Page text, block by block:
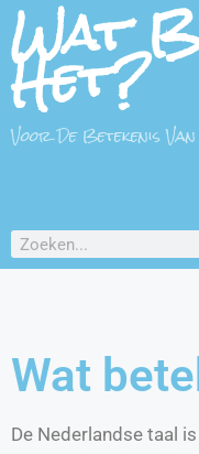
Wat
Het?
Voor De Betekenis
Wat
De Nederlandse taal